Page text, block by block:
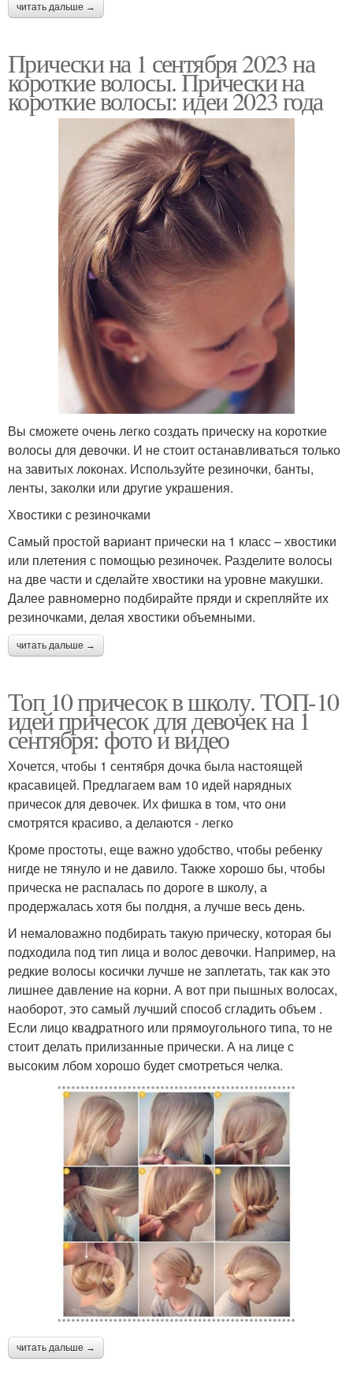
читать дальше →
Прически на 1 сентября 2023 на
короткие волосы. Прически на
короткие волосы: идеи 2023 года
Вы сможете очень легко создать прическу на короткие
волосы для девочки. И не стоит останавливаться только
на завитых локонах. Используйте резиночки, банты,
ленты, заколки или другие украшения.
Хвостики с резиночками
Самый простой вариант прически на 1 класс – хвостики
или плетения с помощью резиночек. Разделите волосы
на две части и сделайте хвостики на уровне макушки.
Далее равномерно подбирайте пряди и скрепляйте их
резиночками, делая хвостики объемными.
читать дальше →
Топ 10 причесок в школу. ТОП-10
идей причесок для девочек на 1
сентября: фото и видео
Хочется, чтобы 1 сентября дочка была настоящей
красавицей. Предлагаем вам 10 идей нарядных
причесок для девочек. Их фишка в том, что они
смотрятся красиво, а делаются - легко
Кроме простоты, еще важно удобство, чтобы ребенку
нигде не тянуло и не давило. Также хорошо бы, чтобы
прическа не распалась по дороге в школу, а
продержалась хотя бы полдня, а лучше весь день.
И немаловажно подбирать такую прическу, которая бы
подходила под тип лица и волос девочки. Например, на
редкие волосы косички лучше не заплетать, так как это
лишнее давление на корни. А вот при пышных волосах,
наоборот, это самый лучший способ сгладить объем .
Если лицо квадратного или прямоугольного типа, то не
стоит делать прилизанные прически. А на лице с
высоким лбом хорошо будет смотреться челка.
читать дальше →